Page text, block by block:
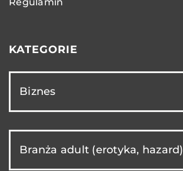
Regulamin
KATEGORIE
Biznes
Branża adult (erotyka, hazard)